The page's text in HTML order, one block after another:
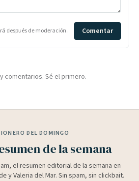
después de moderación. Comentar
comentarios. Sé el primero.
DEL DOMINGO
de la semana
el resumen editorial de la semana en
y Valeria del Mar. Sin spam, sin clickbait.